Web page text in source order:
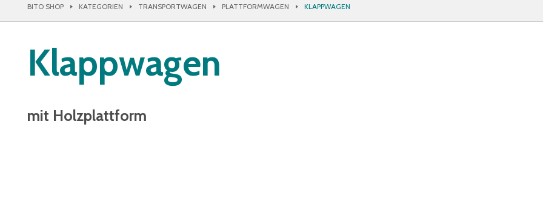
BITO SHOP KATEGORIEN TRANSPORTWAGEN PLATTFORMWAGEN KLAPPWAGEN
Klappwagen
mit Holzplattform